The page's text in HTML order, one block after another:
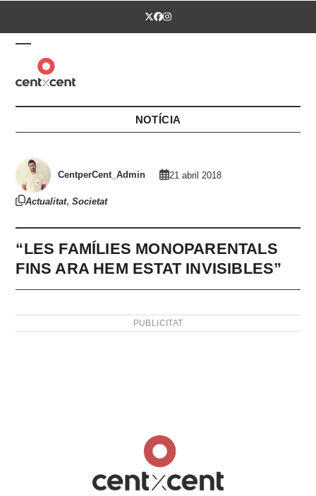
Twitter
Facebook
Instagram
Open
mobile
menu
Close
mobile
menu
NOTÍCIA
CentperCent_Admin 21 abril 2018
Actualitat,Societat
“LES FAMÍLIES MONOPARENTALS
FINS ARA HEM ESTAT INVISIBLES”
PUBLICITAT